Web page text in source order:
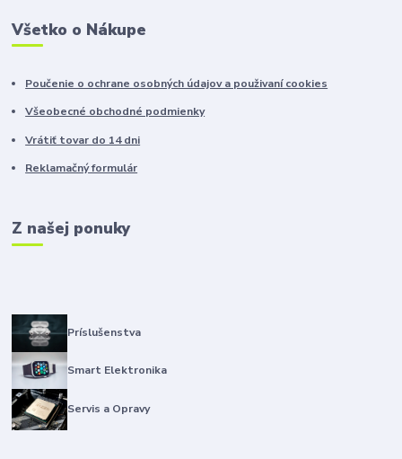
Všetko o Nákupe
Poučenie o ochrane osobných údajov a použivaní cookies
Všeobecné obchodné podmienky
Vrátiť tovar do 14 dni
Reklamačný formulár
Z našej ponuky
Príslušenstva
Smart Elektronika
Servis a Opravy